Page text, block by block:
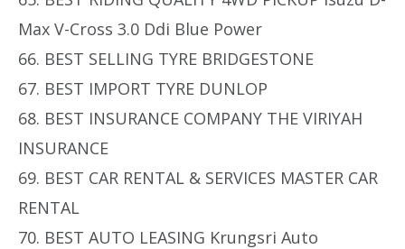
Max V-Cross 3.0 Ddi Blue Power
66. BEST SELLING TYRE BRIDGESTONE
67. BEST IMPORT TYRE DUNLOP
68. BEST INSURANCE COMPANY THE VIRIYAH
INSURANCE
69. BEST CAR RENTAL & SERVICES MASTER CAR
RENTAL
70. BEST AUTO LEASING Krungsri Auto